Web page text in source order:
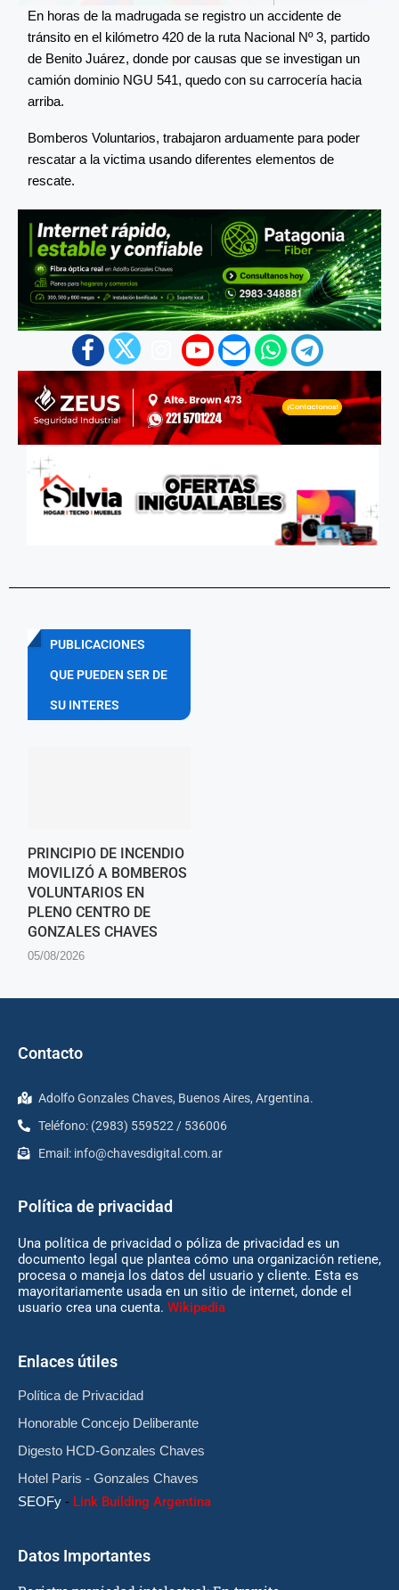
En horas de la madrugada se registro un accidente de
tránsito en el kilómetro 420 de la ruta Nacional Nº 3, partido
de Benito Juárez, donde por causas que se investigan un
camión dominio NGU 541, quedo con su carrocería hacia
arriba.
Bomberos Voluntarios, trabajaron arduamente para poder
rescatar a la victima usando diferentes elementos de
rescate.
PUBLICACIONES
QUE PUEDEN SER DE
SU INTERES
PRINCIPIO DE INCENDIO
MOVILIZÓ A BOMBEROS
VOLUNTARIOS EN
PLENO CENTRO DE
GONZALES CHAVES
05/08/2026
Contacto
Adolfo Gonzales Chaves, Buenos Aires, Argentina.
Teléfono: (2983) 559522 / 536006
Email: info@chavesdigital.com.ar
Política de privacidad
Una política de privacidad o póliza de privacidad es un
documento legal que plantea cómo una organización retiene,
procesa o maneja los datos del usuario y cliente. Esta es
mayoritariamente usada en un sitio de internet, donde el
usuario crea una cuenta. Wikipedia
Enlaces útiles
Política de Privacidad
Honorable Concejo Deliberante
Digesto HCD-Gonzales Chaves
Hotel Paris - Gonzales Chaves
SEOFy - Link Building Argentina
Datos Importantes